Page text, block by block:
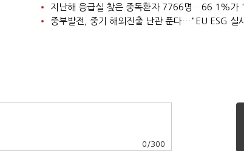
지난해 응급실 찾은 중독환자 7766명…66.1%가
중부발전, 중기 해외진출 난관 푼다…"EU ESG 실
0 /300